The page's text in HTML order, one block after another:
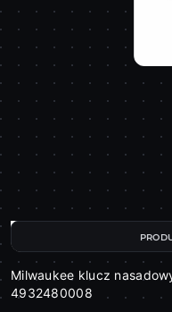
Milwaukee klucz
4932480008